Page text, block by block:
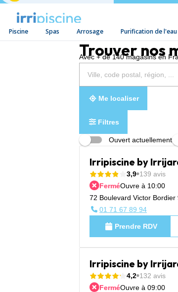
Aller au contenu
Piscine Spas Arrosage Purification de l'eau
Trouver nos
Avec + de 140 magasins en
Veuillez
renseigner
{{count}}
résultat(s)
Me localiser
Filtres
Ouvert actuellement
Irripiscine by
3,9 139 avis
FerméOuvre à 10:00
72 Boulevard Victor
01 71 67 89 94
Prendre RDV
Irripiscine by
4,2 132 avis
FerméOuvre à 09:00